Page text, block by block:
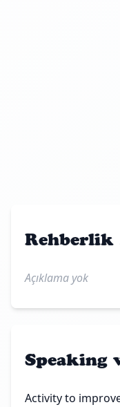
Rehberlik
Açıklama yok
Speaking
Activity to